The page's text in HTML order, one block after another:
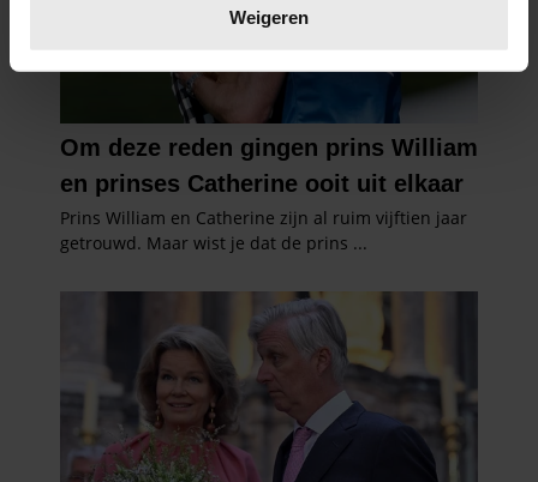
verwerkt en stel uw voorkeuren in het
intrekken in de Cookieverklaring.
We gebruiken cookies om content en advertenties te
personaliseren, om functies voor social media te bieden
en om ons websiteverkeer te analyseren. Ook delen we
informatie over uw gebruik van onze site met onze
partners voor social media, adverteren en analyse. Deze
informatie die u aan ze heeft verstrekt of die ze hebben
verzameld op basis van uw gebruik van hun services. U
gaat akkoord met onze cookies als u onze website blijft
gebruiken.
Weigeren